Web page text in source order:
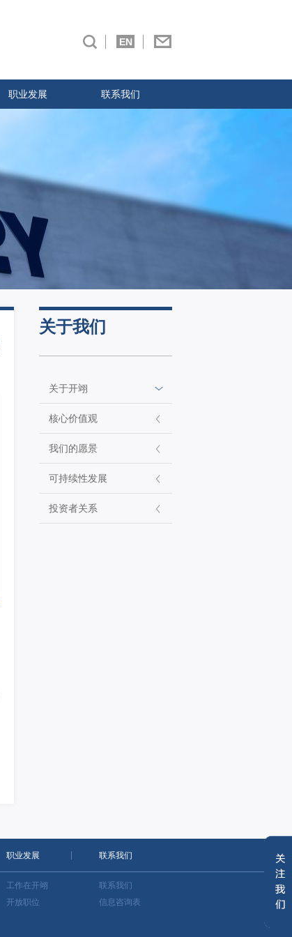
EN
职业发展 联系我们
关于我们
关于开翊
核心价值观
我们的愿景
可持续性发展
投资者关系
职业发展
工作在开翊
开放职位
联系我们
联系我们
信息咨询表